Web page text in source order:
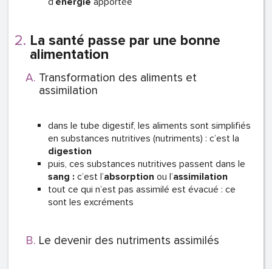
La santé passe par une bonne
alimentation
Transformation des aliments et
assimilation
dans le tube digestif, les aliments sont simplifiés
en substances nutritives (nutriments) : c’est la
digestion
puis, ces substances nutritives passent dans le
sang : c’est l’absorption ou l’assimilation
tout ce qui n’est pas assimilé est évacué : ce
sont les excréments
Le devenir des nutriments assimilés